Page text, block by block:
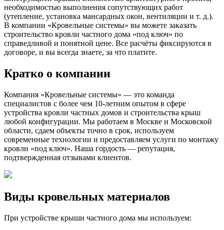
необходимостью выполнения сопутствующих работ
(утепление, установка мансардных окон, вентиляции и т. д.).
В компании «Кровельные системы» вы можете заказать
строительство кровли частного дома «под ключ» по
справедливой и понятной цене. Все расчёты фиксируются в
договоре, и вы всегда знаете, за что платите.
Кратко о компании
Компания «Кровельные системы» — это команда
специалистов с более чем 10-летним опытом в сфере
устройства кровли частных домов и строительства крыш
любой конфигурации. Мы работаем в Москве и Московской
области, сдаем объекты точно в срок, используем
современные технологии и предоставляем услуги по монтажу
кровли «под ключ». Наша гордость — репутация,
подтвержденная отзывами клиентов.
Виды кровельных материалов
При устройстве крыши частного дома мы используем: